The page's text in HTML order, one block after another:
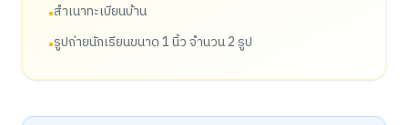
•สำเนาทะเบียนบ้าน
•รูปถ่ายนักเรียนขนาด 1 นิ้ว จำนวน 2 รูป